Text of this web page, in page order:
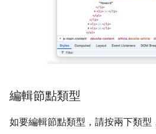
編輯節點類型
如要編輯節點類型，請按兩下類型